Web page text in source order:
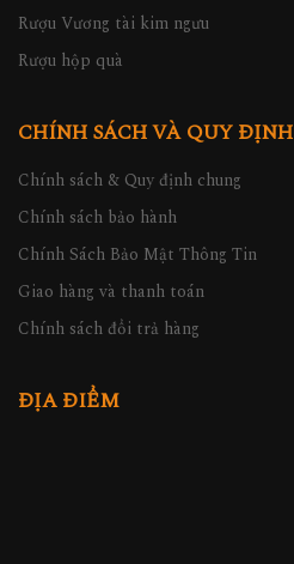
Rượu Vương tài kim ngưu
Rượu hộp quà
CHÍNH SÁCH VÀ QUY ĐỊNH
Chính sách & Quy định chung
Chính sách bảo hành
Chính Sách Bảo Mật Thông Tin
Giao hàng và thanh toán
Chính sách đổi trả hàng
ĐỊA ĐIỂM